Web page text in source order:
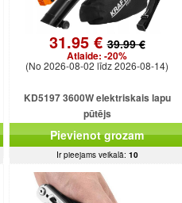
31.95 €39.99 €
Atlaide: -20%
(No 2026-08-02 līdz 2026-08-14)
KD5197 3600W elektriskais lapu
pūtējs
Pievienot grozam
Ir pieejams veikalā: 10